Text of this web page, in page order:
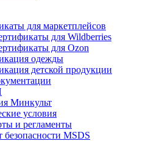
для маркетплейсов
для Wildberries
для Ozon
одежды
детской продукции
Минкульт
условия
и регламенты
безопасности MSDS